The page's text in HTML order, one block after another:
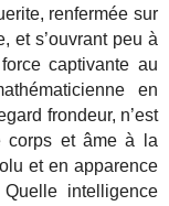
renfermée sur
et s’ouvrant peu à
captivante au
en
frondeur, n’est
corps et âme à la
et en apparence
intelligence